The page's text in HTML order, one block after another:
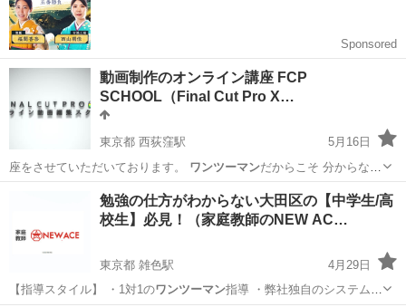
動画制作のオンライン講座 FCP
SCHOOL（Final Cut Pro X…
東京都 西荻窪駅
5月16日
座をさせていただいております。 ワンツーマンだからこそ 分からない
点は講師の…
西荻窪駅 その他 動画編集
勉強の仕方がわからない大田区の【中学生/高
校生】必見！（家庭教師のNEW AC…
東京都 雑色駅
4月29日
【指導スタイル】 ・1対1のワンツーマン指導 ・弊社独自のシステムを